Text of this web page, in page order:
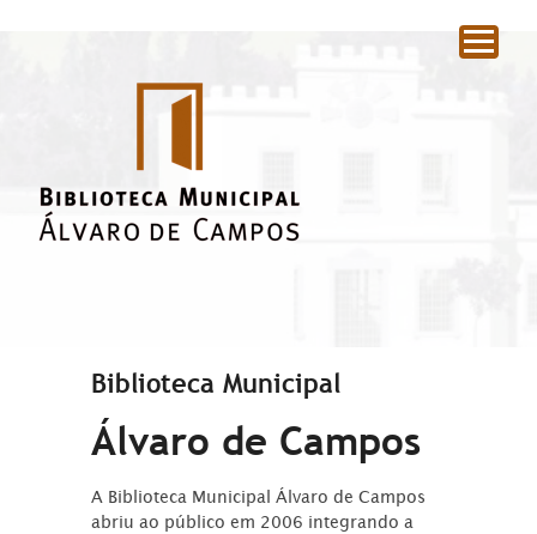
Biblioteca Municipal
Álvaro de Campos
A Biblioteca Municipal Álvaro de Campos
abriu ao público em 2006 integrando a